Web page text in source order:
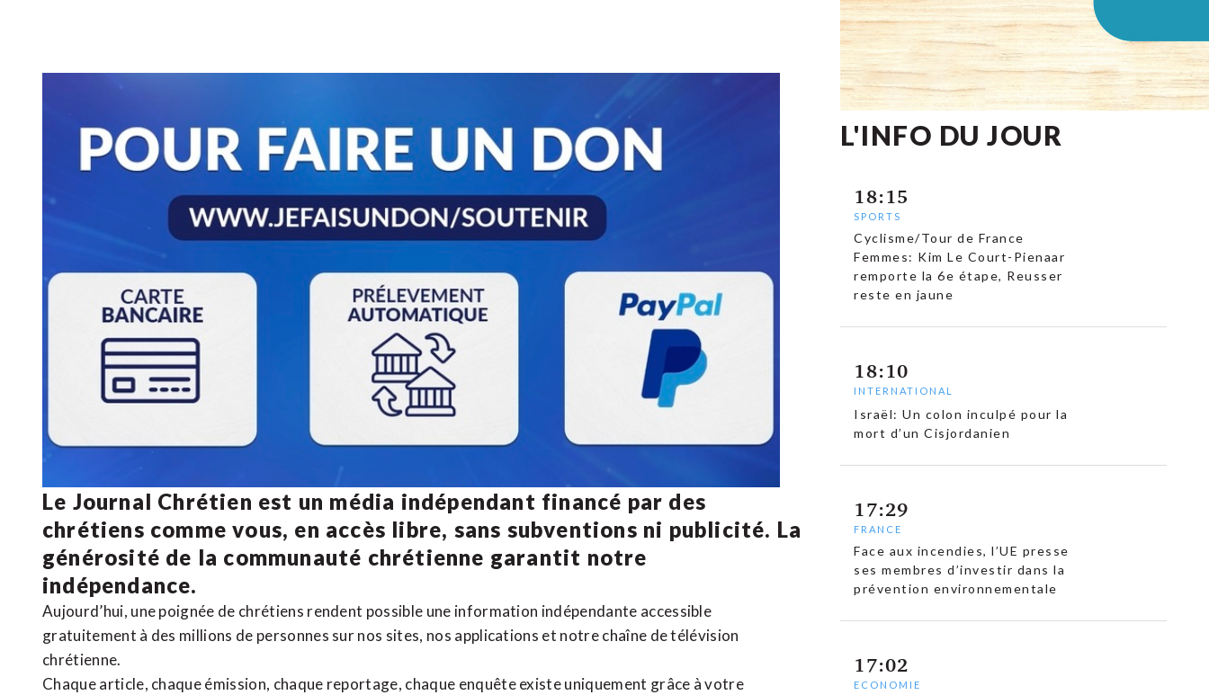
Le Journal Chrétien est un média indépendant financé par des
chrétiens comme vous, en accès libre, sans subventions ni publicité. La
générosité de la communauté chrétienne garantit notre
indépendance.
Aujourd’hui, une poignée de chrétiens rendent possible une information indépendante accessible
gratuitement à des millions de personnes sur nos sites, nos applications et notrechaîne de télévision
chrétienne.
Chaque article, chaque émission, chaque reportage, chaque enquête existe uniquement grâce à votre
L'INFO DU JOUR
18:15
SPORTS
Cyclisme/Tour de France
Femmes: Kim Le Court-Pienaar
remporte la 6e étape, Reusser
reste en jaune
18:10
INTERNATIONAL
Israël: Un colon inculpé pour la
mort d’un Cisjordanien
17:29
FRANCE
Face aux incendies, l’UE presse
ses membres d’investir dans la
prévention environnementale
17:02
ECONOMIE